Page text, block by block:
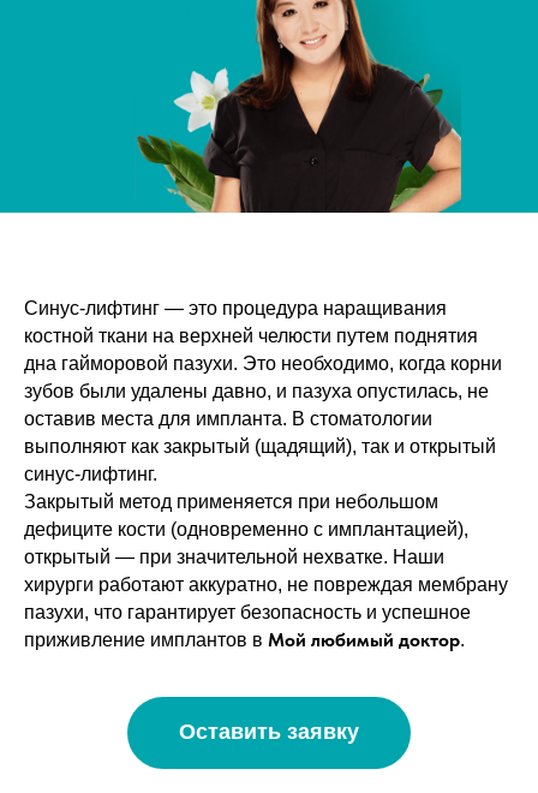
Синус-лифтинг — это процедура наращивания
костной ткани на верхней челюсти путем поднятия
дна гайморовой пазухи. Это необходимо, когда корни
зубов были удалены давно, и пазуха опустилась, не
оставив места для импланта. В стоматологии
выполняют как закрытый (щадящий), так и открытый
синус-лифтинг.
Закрытый метод применяется при небольшом
дефиците кости (одновременно с имплантацией),
открытый — при значительной нехватке. Наши
хирурги работают аккуратно, не повреждая мембрану
пазухи, что гарантирует безопасность и успешное
приживление имплантов в Мой любимый доктор.
Оставить заявку